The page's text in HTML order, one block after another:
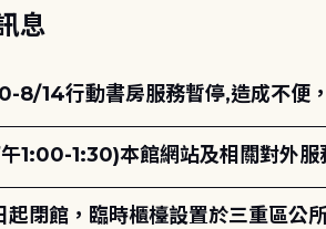
息
8/14行動書房服務暫停,造成不便
1:00-1:30)本館網站及相關對外
閉館，臨時櫃檯設置於三重區公